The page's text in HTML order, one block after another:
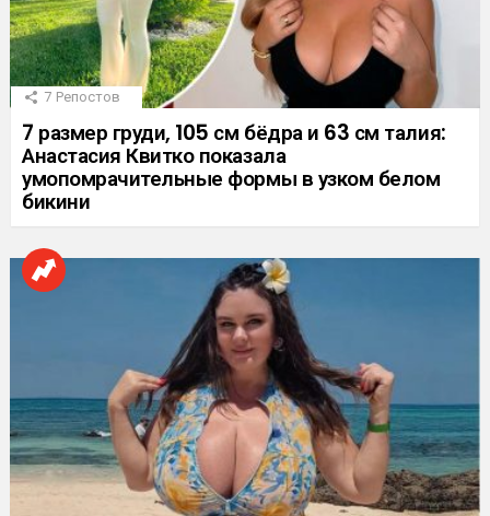
7 Репостов
7 размер груди, 105 см бёдра и 63 см талия:
Анастасия Квитко показала
умопомрачительные формы в узком белом
бикини